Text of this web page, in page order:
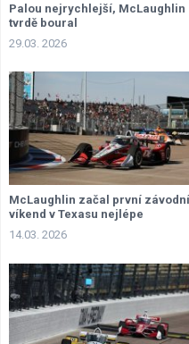
Palou nejrychlejší, McLaughlin
tvrdě boural
29.03. 2026
McLaughlin začal první závodní
víkend v Texasu nejlépe
14.03. 2026